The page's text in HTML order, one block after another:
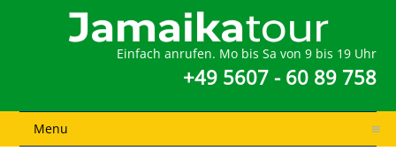
Einfach anrufen. Mo bis Sa von 9 bis 19 Uhr
+49 5607 - 60 89 758
Menu